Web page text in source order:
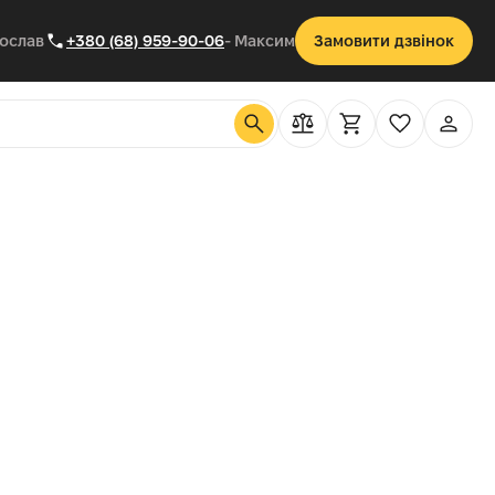
+380 (68) 959-90-06- Максим Замовити дзвінок